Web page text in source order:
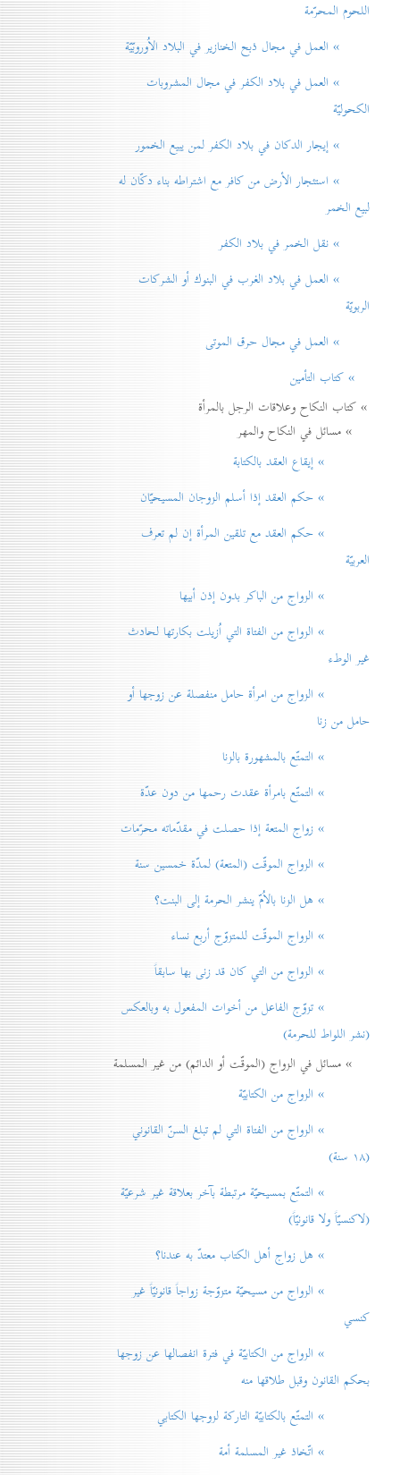
اللحوم المحرّمة
» العمل في مجال ذبح الخنازير في البلاد الاُوروبّيّة
» العمل في بلاد الكفر في مجال المشروبات
الكحوليّة
» إيجار الدكان في بلاد الكفر لمن يبيع الخمور
» استئجار الأرض من كافر مع اشتراطه بناء دكّان له
لبيع الخمر
» نقل الخمر في بلاد الكفر
» العمل في بلاد الغرب في البنوك أو الشركات
الربويّة
» العمل في مجال حرق الموتی
» كتاب التأمين
» كتاب النكاح وعلاقات الرجل بالمرأة
» مسائل في النكاح والمهر
» إيقاع العقد بالكتابة
» حكم العقد إذا أسلم الزوجان المسيحيّان
» حكم العقد مع تلقين المرأة إن لم تعرف
العربيّة
» الزواج من الباكر بدون إذن أبيها
» الزواج من الفتاة التي اُزيلت بكارتها لحادث
غير الوطء
» الزواج من امرأة حامل منفصلة عن زوجها أو
حامل من زنا
» التمتّع بالمشهورة بالزنا
» التمتّع بامرأة عقدت رحمها من دون عدّة
» زواج المتعة إذا حصلت في مقدّماته محرّمات
» الزواج الموقّت (المتعة) لمدّة خمسين سنة
» هل الزنا بالاُمّ ينشر الحرمة إلی البنت؟
» الزواج الموقّت للمتزوّج أربع نساء
» الزواج من التي كان قد زنی بها سابقاً
» تزوّج الفاعل من أخوات المفعول به وبالعكس
(نشر اللواط للحرمة)
» مسائل في الزواج (الموقّت أو الدائم) من غير المسلمة
» الزواج من الكتابيّة
» الزواج من الفتاة التي لم تبلغ السنّ القانوني
(۱۸ سنة)
» التمتّع بمسيحيّة مرتبطة بآخر بعلاقة غير شرعيّة
(لاكنسيّاً ولا قانونيّاً)
» هل زواج أهل الكتاب معتدّ به عندنا؟
» الزواج من مسيحيّة متزوّجة زواجاً قانونيّاً غير
كنسي
» الزواج من الكتابيّة في فترة انفصالها عن زوجها
بحكم القانون وقبل طلاقها منه
» التمتّع بالكتابيّة التاركة لزوجها الكتابي
» اتّخاذ غير المسلمة أمة